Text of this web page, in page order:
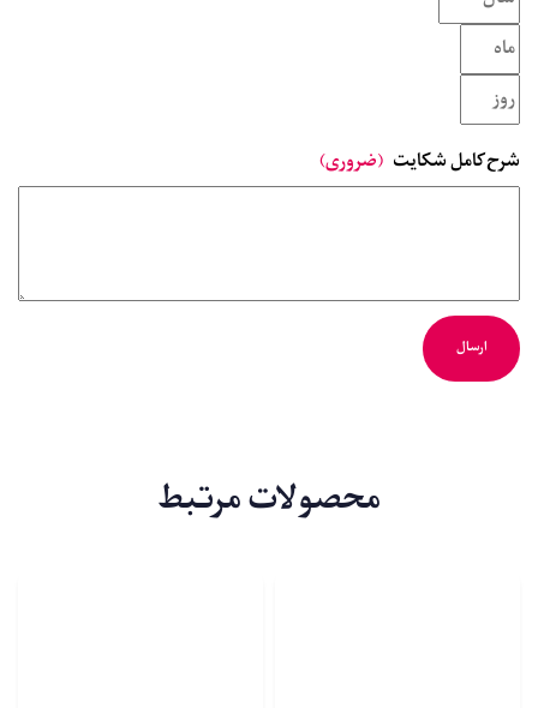
شرح کامل شکایت (ضروری)
محصولات مرتبط